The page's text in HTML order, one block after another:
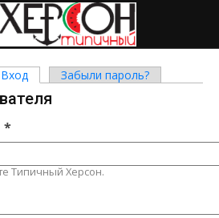
Вход (активная вкладка)
Забыли пароль?
*
Типичный Херсон.